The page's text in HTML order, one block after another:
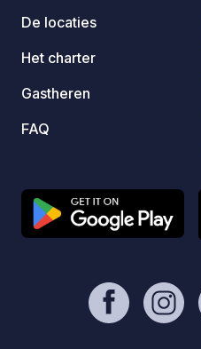
De locaties
Het charter
Gastheren
FAQ